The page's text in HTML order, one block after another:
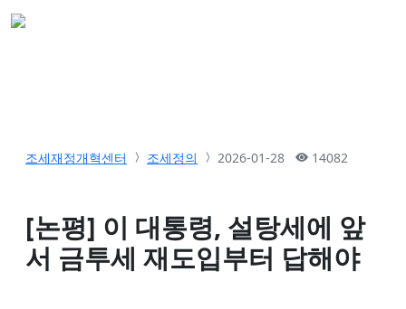
조세재정개혁센터 조세정의 2026-01-28 14082
[논평] 이 대통령, 설탕세에 앞
서 금투세 재도입부터 답해야